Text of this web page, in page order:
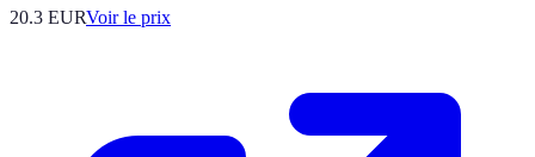
20.3 EURVoir le prix